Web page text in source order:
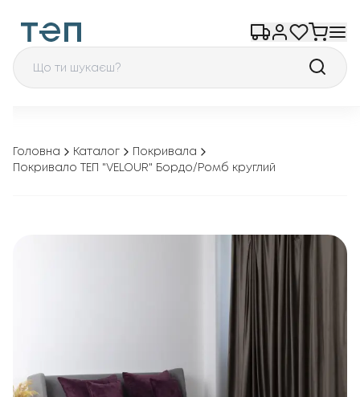
Головна Каталог
Покривала
Покривало ТЕП "VELOUR" Бордо/Ромб круглий